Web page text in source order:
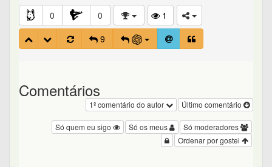
0 0
1
9
Comentários
Último comentário
1º comentário do autor
Só moderadores
Só os meus
Só quem eu sigo
Ordenar por gostei